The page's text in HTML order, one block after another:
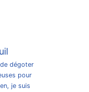
dégoter
pour
je suis